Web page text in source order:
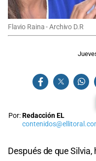
Flavio Raina - Archivo D.R
Por:Redacción EL
Después de que Silvia,